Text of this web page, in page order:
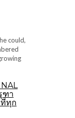
could,
ฑา
ทุก